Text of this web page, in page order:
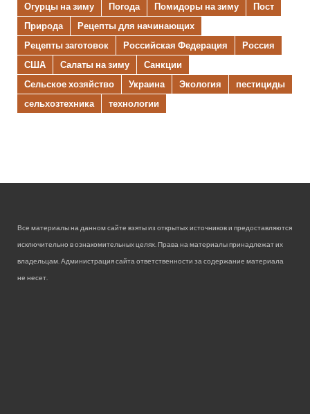
Огурцы на зиму
Погода Помидоры на зиму
Пост
Природа
Рецепты для начинающих
Рецепты заготовок
Российская Федерация
Россия
США
Салаты на зиму
Санкции
Сельское хозяйство
Украина Экология
пестициды
сельхозтехника
технологии
Все материалы на данном сайте взяты из открытых источников и предоставляются
исключительно в ознакомительных целях. Права на материалы принадлежат их
владельцам. Администрация сайта ответственности за содержание материала
не несет.